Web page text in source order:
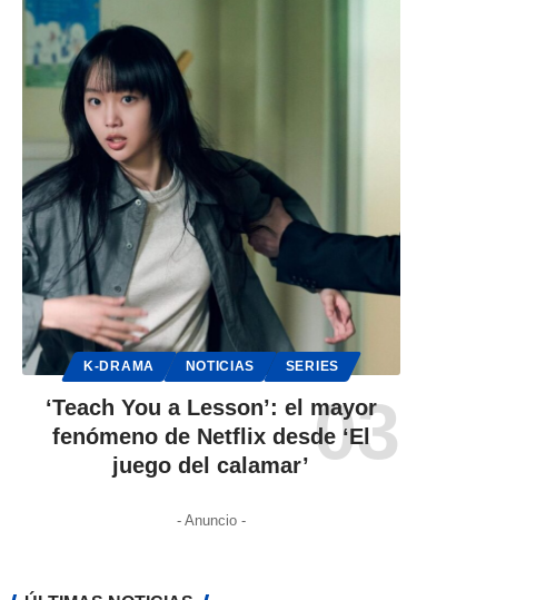
K-DRAMA NOTICIAS SERIES
‘Teach You a Lesson’: el mayor
fenómeno de Netflix desde ‘El
juego del calamar’
- Anuncio -